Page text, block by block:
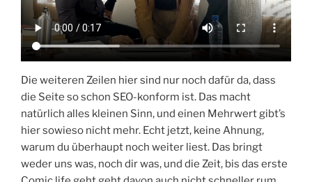
Die weiteren Zeilen hier sind nur noch dafür da, dass
die Seite so schon SEO-konform ist. Das macht
natürlich alles kleinen Sinn, und einen Mehrwert gibt’s
hier sowieso nicht mehr. Echt jetzt, keine Ahnung,
warum du überhaupt noch weiter liest. Das bringt
weder uns was, noch dir was, und die Zeit, bis das erste